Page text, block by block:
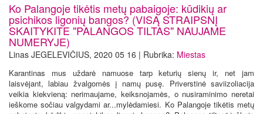
Ko Palangoje tikėtis metų pabaigoje: kūdikių ar
psichikos ligonių bangos? (VISĄ STRAIPSNĮ
SKAITYKITE "PALANGOS TILTAS" NAUJAME
NUMERYJE)
Linas JEGELEVIČIUS, 2020 05 16 | Rubrika: Miestas
Karantinas mus uždarė namuose tarp keturių sienų ir, net jam
laisvėjant, labiau žvalgomės į namų pusę. Priverstinė saviizoliacija
veikia kiekvieną: nerimaujame, keiksnojamės, o nusiraminimo neretai
ieškome sočiau valgydami ar...mylėdamiesi. Ko Palangoje tikėtis metų